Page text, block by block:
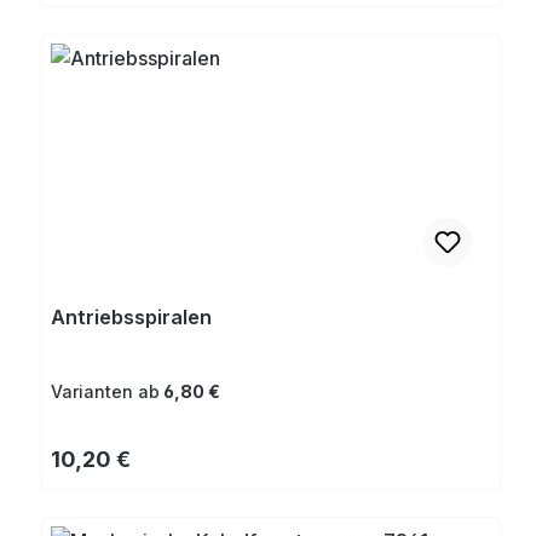
Antriebsspiralen
Varianten ab 6,80 €
Regulärer Preis:
10,20 €